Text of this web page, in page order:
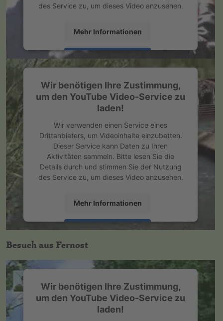
des Service zu, um dieses Video anzusehen.
Mehr Informationen
Akzeptieren
Management Platform&eRecht24
Wir benötigen Ihre Zustimmung,
um den YouTube Video-Service zu
laden!
Wir verwenden einen Service eines
Drittanbieters, um Videoinhalte einzubetten.
Dieser Service kann Daten zu Ihren
Aktivitäten sammeln. Bitte lesen Sie die
Details durch und stimmen Sie der Nutzung
des Service zu, um dieses Video anzusehen.
Mehr Informationen
Akzeptieren
powered by
Besuch aus Fernost
Wir benötigen Ihre Zustimmung,
um den YouTube Video-Service zu
laden!